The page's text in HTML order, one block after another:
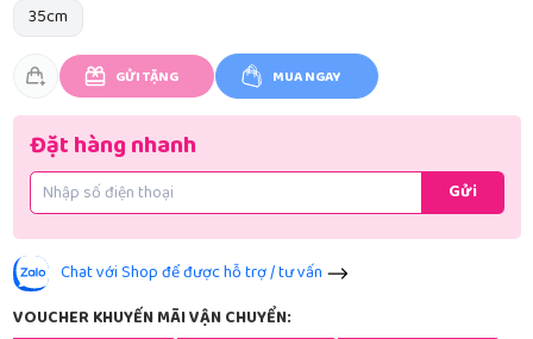
35cm
GỬI TẶNG MUA NGAY
Đặt hàng nhanh
Gửi
Chat với Shop để được hỗ trợ / tư vấn
VOUCHER KHUYẾN MÃI VẬN CHUYỂN: